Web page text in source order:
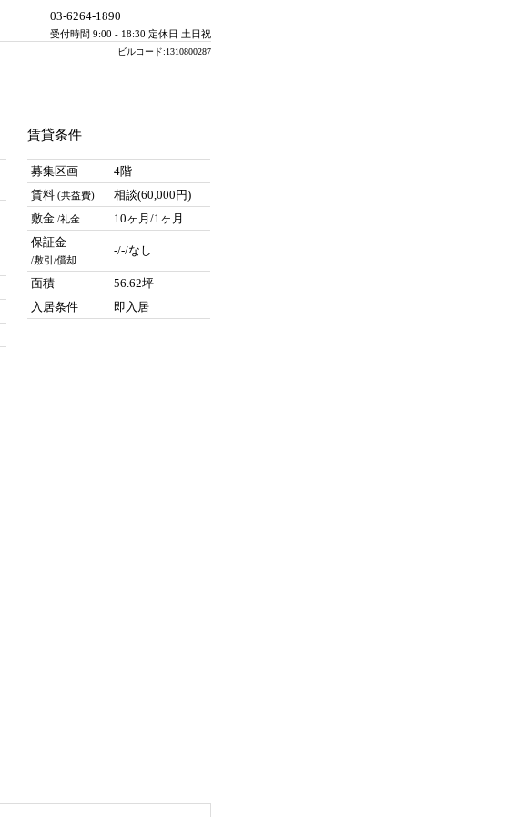
03-6264-1890
受付時間 9:00 - 18:30 定休日 土日祝
ビルコード:1310800287
賃貸条件
募集区画
4階
賃料(共益費)
相談(60,000円)
敷金/礼金
10ヶ月/1ヶ月
保証金
/敷引/償却
-/-/なし
面積
56.62坪
入居条件
即入居